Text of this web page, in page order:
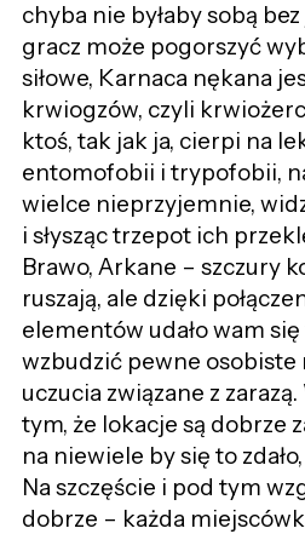
chyba nie byłaby sobą
gracz może pogorszyć
siłowe, Karnaca nękana
krwiogzów, czyli
ktoś, tak jak ja, cierpi na
entomofobii i trypofobii,
wielce nieprzyjemnie,
i słysząc trzepot ich
Brawo, Arkane – szczury
ruszają, ale dzięki
elementów udało wam
wzbudzić pewne
uczucia związane z
tym, że lokacje są dobrze
na niewiele by się to
Na szczęście i pod tym
dobrze – każda